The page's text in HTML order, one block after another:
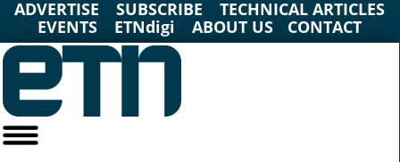
ADVERTISE SUBSCRIBE
TECHNICAL ARTICLES
EVENTS
ETNdigi ABOUT US CONTACT